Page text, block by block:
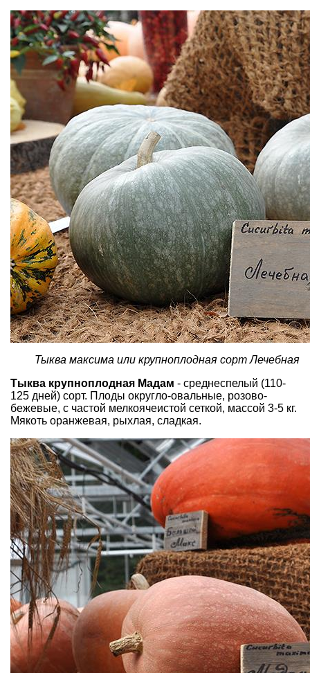
Тыква максима или крупноплодная сорт Лечебная
Тыква крупноплодная Мадам - среднеспелый (110-
125 дней) сорт. Плоды округло-овальные, розово-
бежевые, с частой мелкоячеистой сеткой, массой 3-5 кг.
Мякоть оранжевая, рыхлая, сладкая.